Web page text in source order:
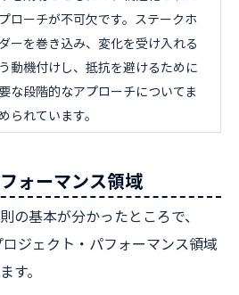
ローチが不可欠です。ステークホ
ーを巻き込み、変化を受け入れる
動機付けし、抵抗を避けるために
な段階的なアプローチについてま
られています。
ォーマンス領域
の基本が分かったところで、
ジェクト・パフォーマンス領域
す。